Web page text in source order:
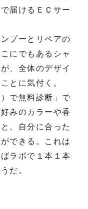
届けるＥＣサー
プーとリペアの
にでもあるシャ
、全体のデザイ
とに気付く。
で無料診断」で
みのカラーや香
、自分に合った
できる。これは
ラボで１本１本
だ。